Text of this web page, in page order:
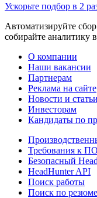
Ускорьте подбор в 2
Автоматизируйте
собирайте аналитику
О компании
Наши вакансии
Партнерам
Реклама на сайте
Новости и статьи
Инвесторам
Кандидаты по
Требования к ПО
Безопасный
HeadHunter API
Поиск работы
Поиск по резюме